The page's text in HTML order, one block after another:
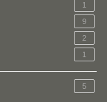
1
9
2
1
5